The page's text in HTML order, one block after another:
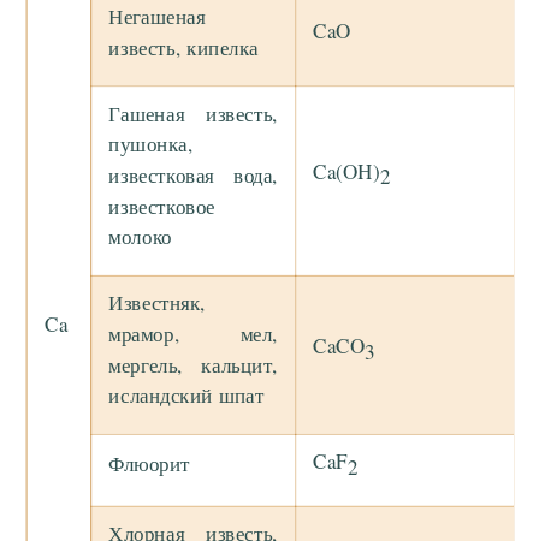
Ca
Негашеная
известь, кипелка
CaO
Гашеная известь,
пушонка,
известковая вода,
известковое
молоко
Ca(OH)2
Известняк,
мрамор, мел,
мергель, кальцит,
исландский шпат
CaCO3
Флюорит CaF2
Хлорная известь,